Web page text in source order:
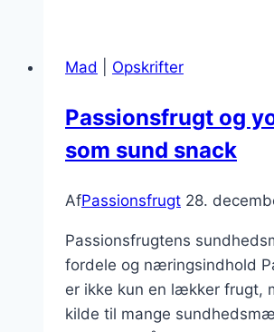
passionerede
Mad Opskrifter
Passionsfrugt og
som sund snack
AfPassionsfrugt 28.
Passionsfrugtens
fordele og næringsindhold
er ikke kun en lækker frugt,
kilde til mange